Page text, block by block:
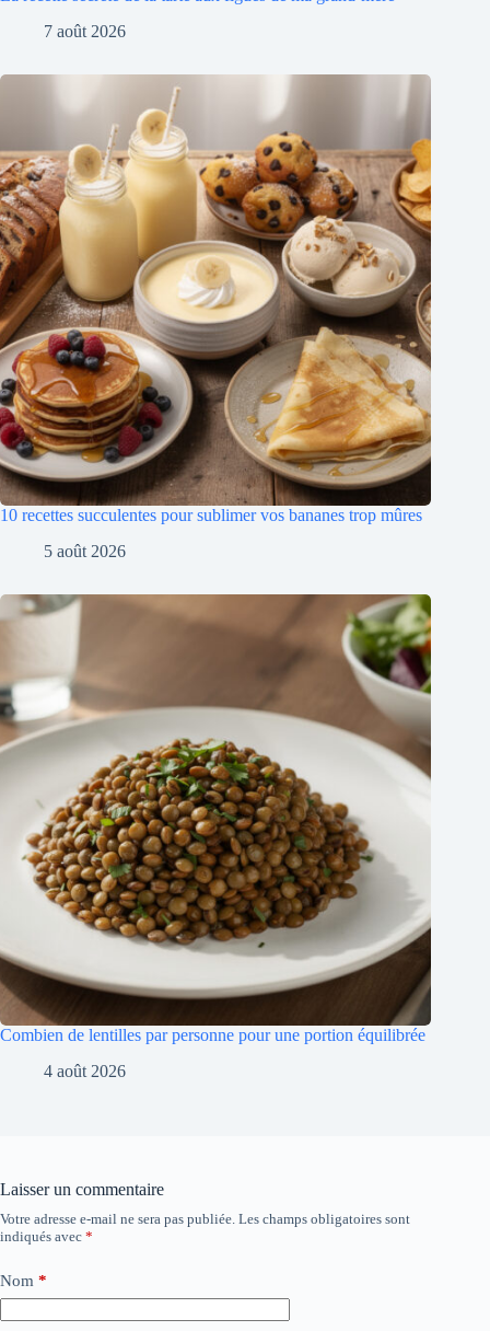
7 août 2026
10 recettes succulentes pour sublimer vos bananes trop mûres
5 août 2026
Combien de lentilles par personne pour une portion équilibrée
4 août 2026
Laisser un commentaire
Votre adresse e-mail ne sera pas publiée. Les champs obligatoires sont
indiqués avec *
Nom *